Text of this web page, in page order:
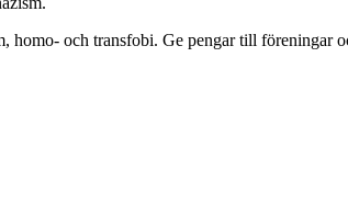
homo- och transfobi. Ge pengar till föreningar